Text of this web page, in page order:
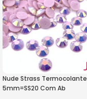
Nude Strass Termocolante
5mm=SS20 Com Ab